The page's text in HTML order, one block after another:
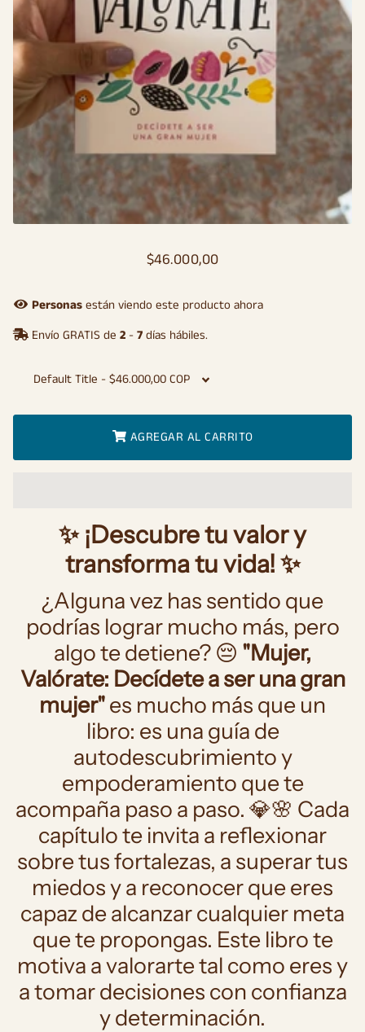
Precio
Precio
oferta
$46.000,00
Personas están viendo este producto ahora
Envío GRATIS de 2 - 7 días hábiles.
AGREGAR AL CARRITO
✨ ¡Descubre tu valor y
transforma tu vida! ✨
¿Alguna vez has sentido que
podrías lograr mucho más, pero
algo te detiene? 😔 "Mujer,
Valórate: Decídete a ser una gran
mujer"es mucho más que un
libro: es una guía de
autodescubrimiento y
empoderamiento que te
acompaña paso a paso. 💎🌸 Cada
capítulo te invita a reflexionar
sobre tus fortalezas, a superar tus
miedos y a reconocer que eres
capaz de alcanzar cualquier meta
que te propongas. Este libro te
motiva a valorarte tal como eres y
a tomar decisiones con confianza
y determinación.